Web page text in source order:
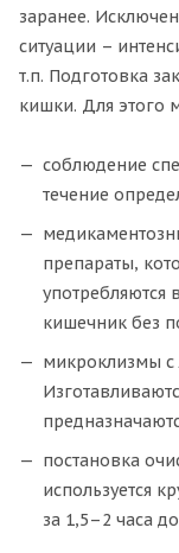
заранее.
ситуации –
т.п. Подготовка
кишки. Для этого
соблюдение
течение
препараты,
употребляются
кишечник без
микроклизмы с
постановка
используется
за 1,5–2 часа